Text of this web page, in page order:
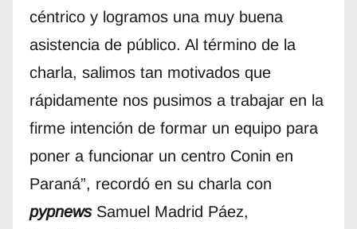
céntrico y logramos una muy buena
asistencia de público. Al término de la
charla, salimos tan motivados que
rápidamente nos pusimos a trabajar en la
firme intención de formar un equipo para
poner a funcionar un centro Conin en
Paraná”, recordó en su charla con
pypnewsSamuel Madrid Páez,